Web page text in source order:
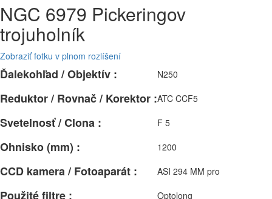
NGC 6979 Pickeringov
trojuholník
Zobraziť fotku v plnom rozlíšení
Ďalekohľad / Objektív : N250
Reduktor / Rovnač / Korektor :ATC CCF5
Svetelnosť / Clona : F 5
Ohnisko (mm) : 1200
CCD kamera / Fotoaparát : ASI 294 MM pro
Použité filtre : Optolong